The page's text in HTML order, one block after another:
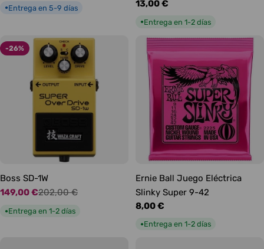
●Entrega en 5-9 días
Precio
13,00 €
●Entrega en 1-2 días
-26%
Boss SD-1W
Precio
de
149,00 €
Precio
habitual
202,00 €
●Entrega en 1-2 días
Ernie Ball Juego Eléctrica
Slinky Super 9-42
Precio
habitual
8,00 €
●Entrega en 1-2 días